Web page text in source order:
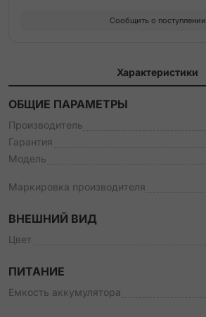
Сообщить о поступлении
Характеристики
ОБЩИЕ ПАРАМЕТРЫ
Производитель
Гарантия
Модель
Маркировка производителя
ВНЕШНИЙ ВИД
Цвет
ПИТАНИЕ
Емкость аккумулятора